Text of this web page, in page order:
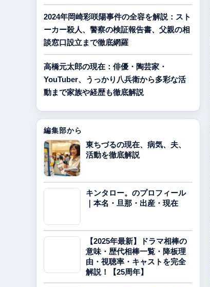
2024年岡崎彩咲陽事件の全容を解説：スト
ーカー殺人、警察の検証報告書、父親の相
談窓口設立まで徹底網羅
高橋元太郎の現在：俳優・陶芸家・
YouTuber、うっかり八兵衛から多彩な活
動まで家族や経歴も徹底解説
編集部から
東ちづるの現在、病気、夫、
活動を徹底解説
キンタロー。のプロフィール
｜本名・旦那・出産・現在
【2025年最新】ドラマ相棒の
意味・歴代相棒一覧・降板理
由・視聴率・キャストを完全
解説！【25周年】